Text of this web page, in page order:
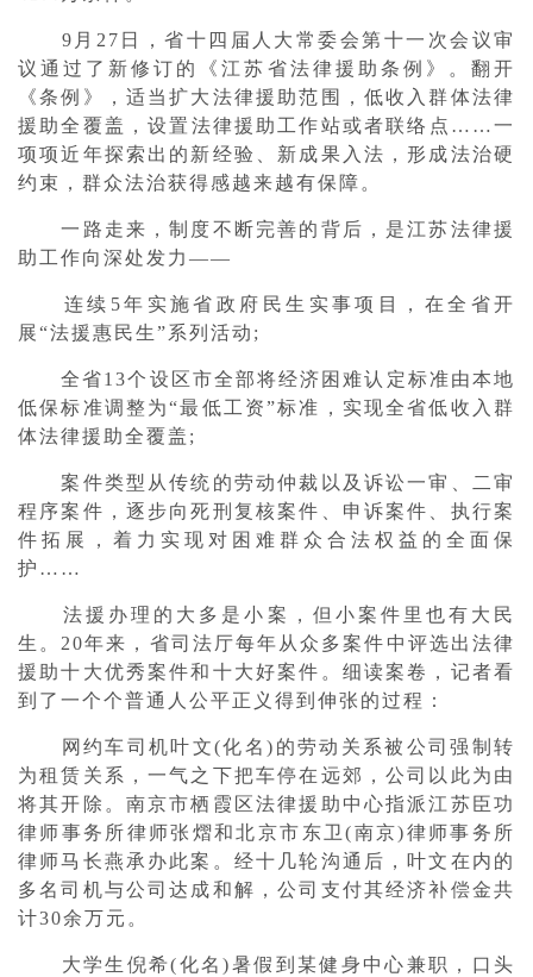
9月27日，省十四届人大常委会第十一次会议审
议通过了新修订的《江苏省法律援助条例》。翻开
《条例》，适当扩大法律援助范围，低收入群体法律
援助全覆盖，设置法律援助工作站或者联络点……一
项项近年探索出的新经验、新成果入法，形成法治硬
约束，群众法治获得感越来越有保障。
一路走来，制度不断完善的背后，是江苏法律援
助工作向深处发力——
连续5年实施省政府民生实事项目，在全省开
展“法援惠民生”系列活动;
全省13个设区市全部将经济困难认定标准由本地
低保标准调整为“最低工资”标准，实现全省低收入群
体法律援助全覆盖;
案件类型从传统的劳动仲裁以及诉讼一审、二审
程序案件，逐步向死刑复核案件、申诉案件、执行案
件拓展，着力实现对困难群众合法权益的全面保
护……
法援办理的大多是小案，但小案件里也有大民
生。20年来，省司法厅每年从众多案件中评选出法律
援助十大优秀案件和十大好案件。细读案卷，记者看
到了一个个普通人公平正义得到伸张的过程：
网约车司机叶文(化名)的劳动关系被公司强制转
为租赁关系，一气之下把车停在远郊，公司以此为由
将其开除。南京市栖霞区法律援助中心指派江苏臣功
律师事务所律师张熠和北京市东卫(南京)律师事务所
律师马长燕承办此案。经十几轮沟通后，叶文在内的
多名司机与公司达成和解，公司支付其经济补偿金共
计30余万元。
大学生倪希(化名)暑假到某健身中心兼职，口头